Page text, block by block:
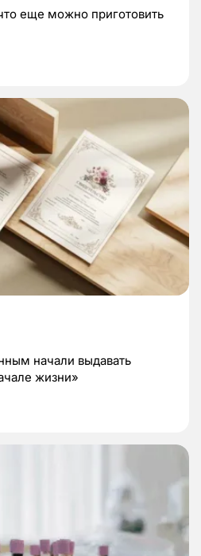
еще можно приготовить
начали выдавать
жизни»